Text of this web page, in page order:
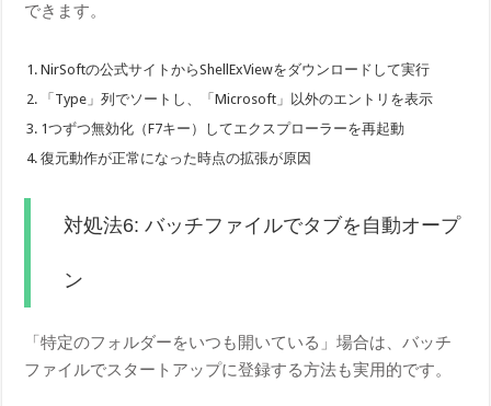
できます。
NirSoftの公式サイトからShellExViewをダウンロードして実行
「Type」列でソートし、「Microsoft」以外のエントリを表示
1つずつ無効化（F7キー）してエクスプローラーを再起動
復元動作が正常になった時点の拡張が原因
対処法6: バッチファイルでタブを自動オープ
ン
「特定のフォルダーをいつも開いている」場合は、バッチ
ファイルでスタートアップに登録する方法も実用的です。